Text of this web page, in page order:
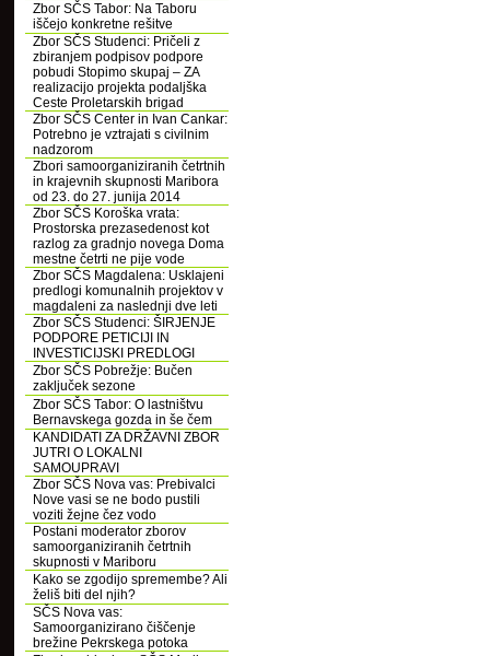
Zbor SČS Tabor: Na Taboru
iščejo konkretne rešitve
Zbor SČS Studenci: Pričeli z
zbiranjem podpisov podpore
pobudi Stopimo skupaj – ZA
realizacijo projekta podaljška
Ceste Proletarskih brigad
Zbor SČS Center in Ivan Cankar:
Potrebno je vztrajati s civilnim
nadzorom
Zbori samoorganiziranih četrtnih
in krajevnih skupnosti Maribora
od 23. do 27. junija 2014
Zbor SČS Koroška vrata:
Prostorska prezasedenost kot
razlog za gradnjo novega Doma
mestne četrti ne pije vode
Zbor SČS Magdalena: Usklajeni
predlogi komunalnih projektov v
magdaleni za naslednji dve leti
Zbor SČS Studenci: ŠIRJENJE
PODPORE PETICIJI IN
INVESTICIJSKI PREDLOGI
Zbor SČS Pobrežje: Bučen
zaključek sezone
Zbor SČS Tabor: O lastništvu
Bernavskega gozda in še čem
KANDIDATI ZA DRŽAVNI ZBOR
JUTRI O LOKALNI
SAMOUPRAVI
Zbor SČS Nova vas: Prebivalci
Nove vasi se ne bodo pustili
voziti žejne čez vodo
Postani moderator zborov
samoorganiziranih četrtnih
skupnosti v Mariboru
Kako se zgodijo spremembe? Ali
želiš biti del njih?
SČS Nova vas:
Samoorganizirano čiščenje
brežine Pekrskega potoka